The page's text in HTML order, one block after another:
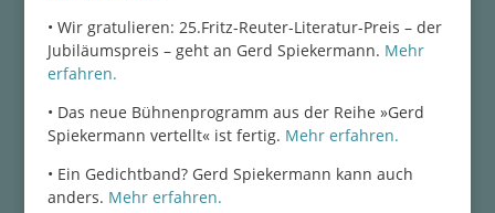
• Wir gratulieren: 25.Fritz-Reuter-Literatur-Preis – der
Jubiläumspreis – geht an Gerd Spiekermann. Mehr
erfahren.
• Das neue Bühnenprogramm aus der Reihe »Gerd
Spiekermann vertellt« ist fertig. Mehr erfahren.
• Ein Gedichtband? Gerd Spiekermann kann auch
anders. Mehr erfahren.